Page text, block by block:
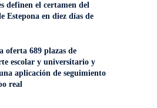
definen el certamen del
Estepona en diez días de
oferta 689 plazas de
escolar y universitario y
aplicación de seguimiento
real